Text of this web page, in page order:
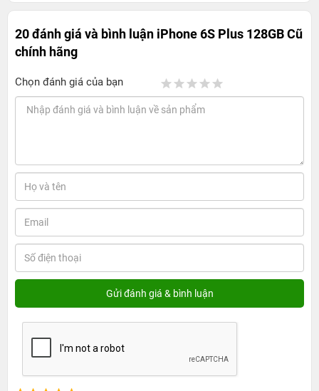
của iPhone 6s Plus với độ phân giải 1920 × 1080 mang lại cho bạn
cảm giác thích thú, cách tái hiện màu sắc sống động.
Thay đổi độc đáo từ màn hình là 3D Touch, tính năng cho phép
nhấn mạnh vào màn hình để kích hoạt thêm một số lệnh nâng
cao bên cạnh lệnh chạm và giữ truyền thống. Có lẽ người dùng
vẫn cần thời gian để làm quen nhưng nó vẫn là sự thay đổi rất
hữu dụng.
3. Cấu hình mạnh mẽ của iPhone 6s
Plus
20 đánh giá và bình luận iPhone 6S Plus 128GB Cũ
chính hãng
Chọn đánh giá của bạn